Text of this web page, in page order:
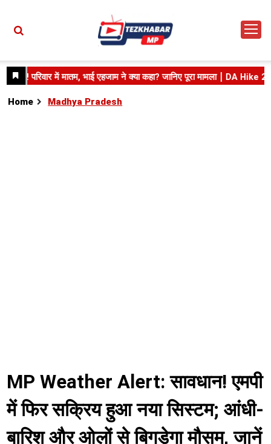
Home Madhya Pradesh
MP Weather Alert: सावधान! एमपी
में फिर सक्रिय हुआ नया सिस्टम; आंधी-
बारिश और ओलों से बिगड़ेगा मौसम, जानें